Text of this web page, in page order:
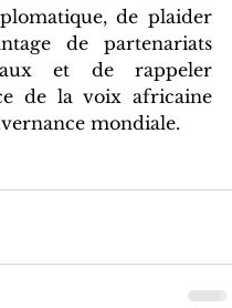
de plaider
de partenariats
et de rappeler
de la voix africaine
mondiale.